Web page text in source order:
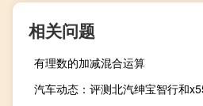
相关问题
有理数的加减混合运算
汽车动态：评测北汽绅宝智行和